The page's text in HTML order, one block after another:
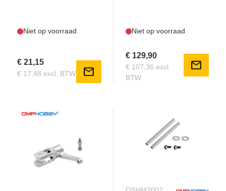
Niet op voorraad
€ 21,15
€ 17,48 excl. BTW mail
Niet op voorraad
€ 129,90
€ 107,36 excl.
BTW
mail